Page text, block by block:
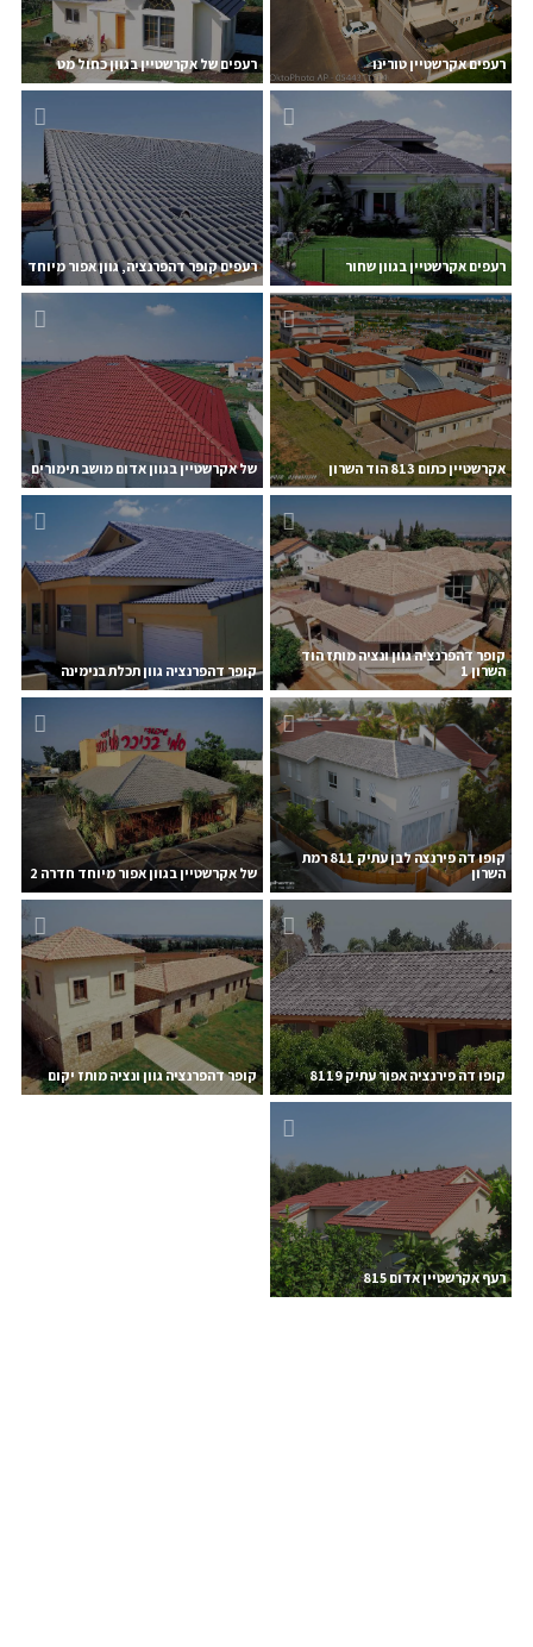
רעפים אקרשטיין טורינו רעפים של אקרשטיין בגוון כחול מט
רעפים אקרשטיין בגוון שחור רעפים קופר דהפרנציה, גוון אפור מיוחד
אקרשטיין כתום 813 הוד השרון של אקרשטיין בגוון אדום מושב תימורים
קופר דהפרנציה גוון ונציה מותז הוד
השרון 1
קופר דהפרנציה גוון תכלת בנימינה
קופו דה פירנצה לבן עתיק 811 רמת
השרון
של אקרשטיין בגוון אפור מיוחד חדרה 2
קופו דה פירנציה אפור עתיק 8119 קופר דהפרנציה גוון ונציה מותז יקום
רעף אקרשטיין אדום 815